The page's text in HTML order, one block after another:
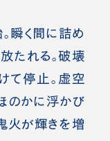
瞬く間に詰め
たれる。破壊
て停止。虚空
のかに浮かび
火が輝きを増